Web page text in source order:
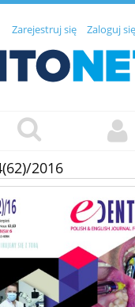
Zarejestruj się Zaloguj się
2016